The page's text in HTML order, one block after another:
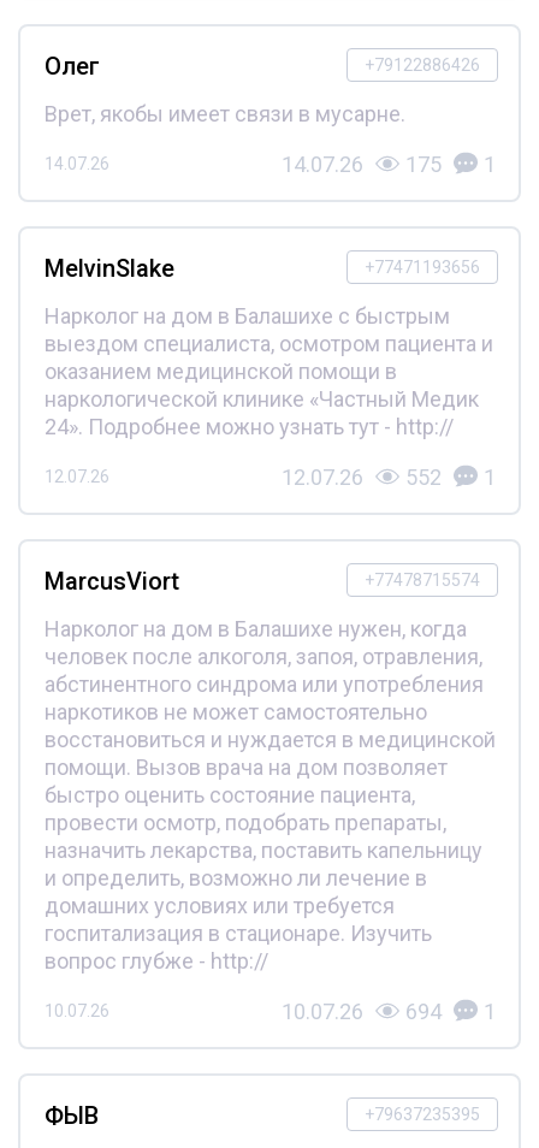
+79122886426
Олег
Врет, якобы имеет связи в мусарне.
14.07.26 14.07.26 175 1
+77471193656
MelvinSlake
Нарколог на дом в Балашихе с быстрым
выездом специалиста, осмотром пациента и
оказанием медицинской помощи в
наркологической клинике «Частный Медик
24». Подробнее можно узнать тут - http://
12.07.26 12.07.26 552 1
+77478715574
MarcusViort
Нарколог на дом в Балашихе нужен, когда
человек после алкоголя, запоя, отравления,
абстинентного синдрома или употребления
наркотиков не может самостоятельно
восстановиться и нуждается в медицинской
помощи. Вызов врача на дом позволяет
быстро оценить состояние пациента,
провести осмотр, подобрать препараты,
назначить лекарства, поставить капельницу
и определить, возможно ли лечение в
домашних условиях или требуется
госпитализация в стационаре. Изучить
вопрос глубже - http://
10.07.26 10.07.26 694 1
+79637235395
ФЫВ